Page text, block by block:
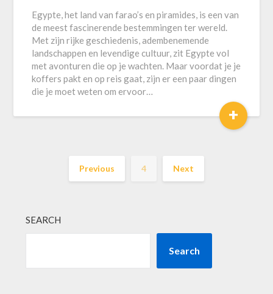
Egypte, het land van farao’s en piramides, is een van
de meest fascinerende bestemmingen ter wereld.
Met zijn rijke geschiedenis, adembenemende
landschappen en levendige cultuur, zit Egypte vol
met avonturen die op je wachten. Maar voordat je je
koffers pakt en op reis gaat, zijn er een paar dingen
die je moet weten om ervoor…
+
Previous 4 Next
SEARCH
Search